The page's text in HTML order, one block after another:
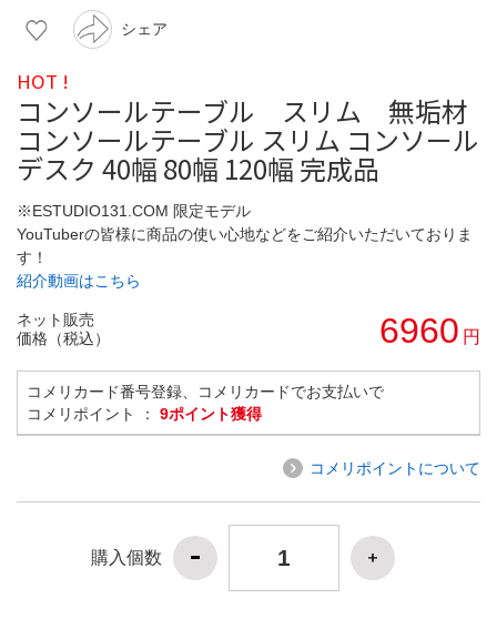
シェア
HOT !
コンソールテーブル スリム 無垢材
コンソールテーブル スリム コンソール
デスク 40幅 80幅 120幅 完成品
※ESTUDIO131.COM 限定モデル
YouTuberの皆様に商品の使い心地などをご紹介いただいておりま
す！
紹介動画はこちら
ネット販売
価格（税込）
6960 円
コメリカード番号登録、コメリカードでお支払いで
コメリポイント ： 9ポイント獲得
コメリポイントについて
購入個数